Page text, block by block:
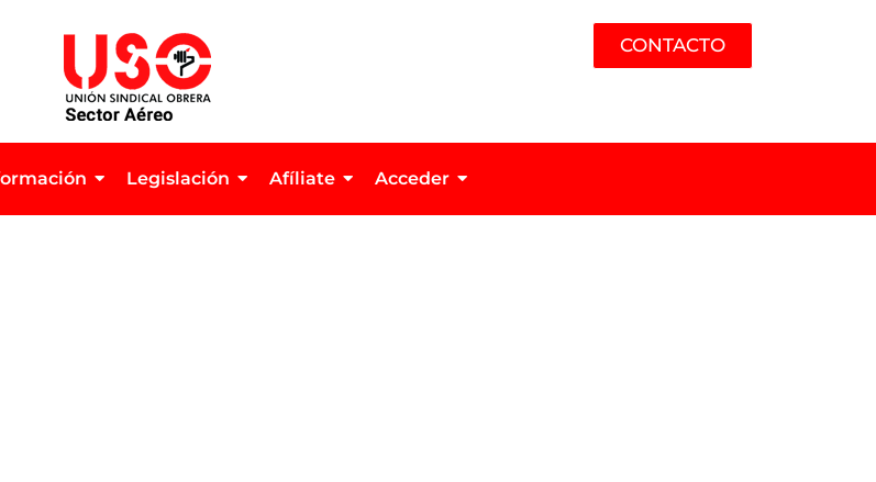
CONTACTO
Legislación Afíliate Acceder